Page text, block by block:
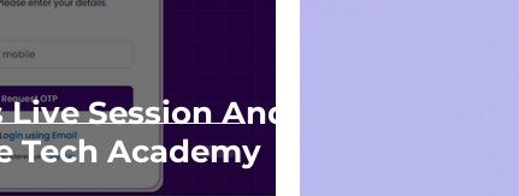
Session And
Tech Academy